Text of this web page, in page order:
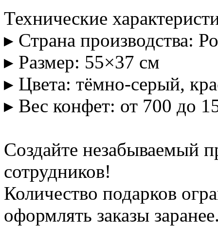
Технические
▸ Страна производства:
▸ Размер: 55×37 см
▸ Цвета: тёмно-серый,
▸ Вес конфет: от 700 до
Создайте незабываемый
сотрудников!
Количество подарков
оформлять заказы